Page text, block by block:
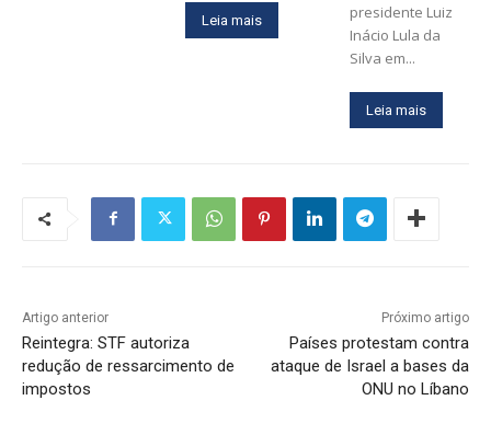
Leia mais
presidente Luiz
Inácio Lula da
Silva em...
Leia mais
Artigo anterior
Reintegra: STF autoriza
redução de ressarcimento de
impostos
Próximo artigo
Países protestam contra
ataque de Israel a bases da
ONU no Líbano